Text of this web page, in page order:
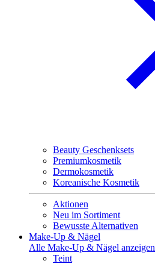
Beauty Geschenksets
Premiumkosmetik
Dermokosmetik
Koreanische Kosmetik
Aktionen
Neu im Sortiment
Bewusste Alternativen
Make-Up & Nägel
Alle Make-Up & Nägel anzeigen
Teint